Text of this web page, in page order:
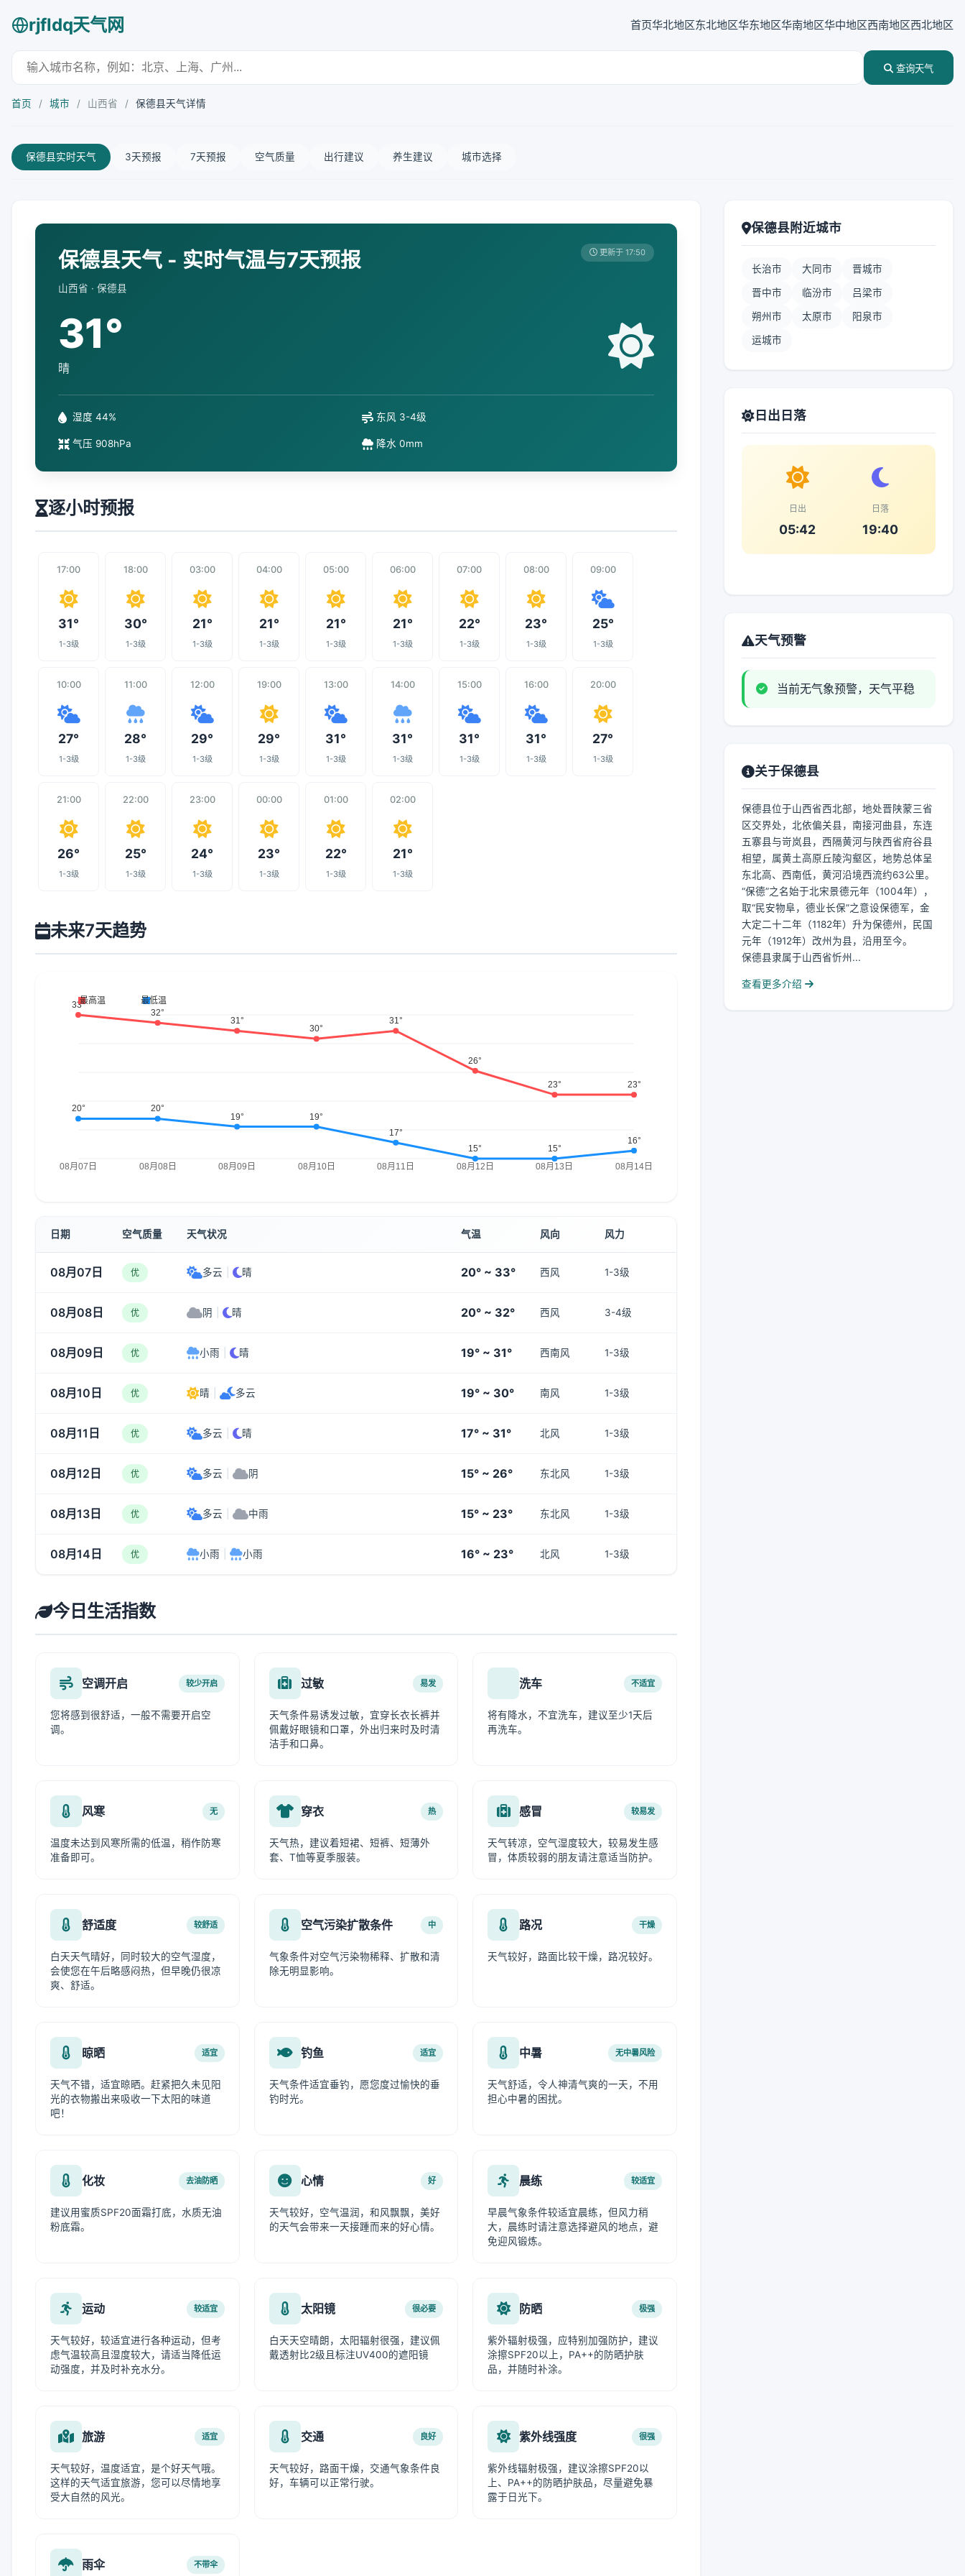
rjfldq天气网 首页华北地区东北地区华东地区华南地区华中地区西南地区西北地区
查询天气
首页 / 城市 / 山西省 / 保德县天气详情
保德县实时天气 3天预报 7天预报 空气质量 出行建议 养生建议 城市选择
保德县天气 - 实时气温与7天预报
山西省 · 保德县
更新于 17:50
31°
晴
湿度 44% 东风 3-4级
气压 908hPa 降水 0mm
逐小时预报
17:00
31°
1-3级
18:00
30°
1-3级
03:00
21°
1-3级
04:00
21°
1-3级
05:00
21°
1-3级
06:00
21°
1-3级
07:00
22°
1-3级
08:00
23°
1-3级
09:00
25°
1-3级
10:00
27°
1-3级
11:00
28°
1-3级
12:00
29°
1-3级
19:00
29°
1-3级
13:00
31°
1-3级
14:00
31°
1-3级
15:00
31°
1-3级
16:00
31°
1-3级
20:00
27°
1-3级
21:00
26°
1-3级
22:00
25°
1-3级
23:00
24°
1-3级
00:00
23°
1-3级
01:00
22°
1-3级
02:00
21°
1-3级
未来7天趋势
日期 空气质量 天气状况 气温 风向 风力
08月07日 优 多云 晴 20° ~ 33° 西风 1-3级
08月08日 优 阴 晴 20° ~ 32° 西风 3-4级
08月09日 优 小雨 晴 19° ~ 31° 西南风 1-3级
08月10日 优 晴 多云 19° ~ 30° 南风 1-3级
08月11日 优 多云 晴 17° ~ 31° 北风 1-3级
08月12日 优 多云 阴 15° ~ 26° 东北风 1-3级
08月13日 优 多云 中雨 15° ~ 23° 东北风 1-3级
08月14日 优 小雨 小雨 16° ~ 23° 北风 1-3级
今日生活指数
空调开启 较少开启
您将感到很舒适，一般不需要开启空
调。
过敏 易发
天气条件易诱发过敏，宜穿长衣长裤并
佩戴好眼镜和口罩，外出归来时及时清
洁手和口鼻。
洗车 不适宜
将有降水，不宜洗车，建议至少1天后
再洗车。
风寒 无
温度未达到风寒所需的低温，稍作防寒
准备即可。
穿衣 热
天气热，建议着短裙、短裤、短薄外
套、T恤等夏季服装。
感冒 较易发
天气转凉，空气湿度较大，较易发生感
冒，体质较弱的朋友请注意适当防护。
舒适度 较舒适
白天天气晴好，同时较大的空气湿度，
会使您在午后略感闷热，但早晚仍很凉
爽、舒适。
空气污染扩散条件 中
气象条件对空气污染物稀释、扩散和清
除无明显影响。
路况 干燥
天气较好，路面比较干燥，路况较好。
晾晒 适宜
天气不错，适宜晾晒。赶紧把久未见阳
光的衣物搬出来吸收一下太阳的味道
吧！
钓鱼 适宜
天气条件适宜垂钓，愿您度过愉快的垂
钓时光。
中暑 无中暑风险
天气舒适，令人神清气爽的一天，不用
担心中暑的困扰。
化妆 去油防晒
建议用蜜质SPF20面霜打底，水质无油
粉底霜。
心情 好
天气较好，空气温润，和风飘飘，美好
的天气会带来一天接踵而来的好心情。
晨练 较适宜
早晨气象条件较适宜晨练，但风力稍
大，晨练时请注意选择避风的地点，避
免迎风锻炼。
运动 较适宜
天气较好，较适宜进行各种运动，但考
虑气温较高且湿度较大，请适当降低运
动强度，并及时补充水分。
太阳镜 很必要
白天天空晴朗，太阳辐射很强，建议佩
戴透射比2级且标注UV400的遮阳镜
防晒 极强
紫外辐射极强，应特别加强防护，建议
涂擦SPF20以上，PA++的防晒护肤
品，并随时补涂。
旅游 适宜
天气较好，温度适宜，是个好天气哦。
这样的天气适宜旅游，您可以尽情地享
受大自然的风光。
交通 良好
天气较好，路面干燥，交通气象条件良
好，车辆可以正常行驶。
紫外线强度 很强
紫外线辐射极强，建议涂擦SPF20以
上、PA++的防晒护肤品，尽量避免暴
露于日光下。
雨伞 不带伞
保德县附近城市
长治市 大同市 晋城市
晋中市 临汾市 吕梁市
朔州市 太原市 阳泉市
运城市
日出日落
日出
05:42
日落
19:40
天气预警
当前无气象预警，天气平稳
关于保德县
保德县位于山西省西北部，地处晋陕蒙三省
区交界处，北依偏关县，南接河曲县，东连
五寨县与岢岚县，西隔黄河与陕西省府谷县
相望，属黄土高原丘陵沟壑区，地势总体呈
东北高、西南低，黄河沿境西流约63公里。
“保德”之名始于北宋景德元年（1004年），
取“民安物阜，德业长保”之意设保德军，金
大定二十二年（1182年）升为保德州，民国
元年（1912年）改州为县，沿用至今。
保德县隶属于山西省忻州...
查看更多介绍